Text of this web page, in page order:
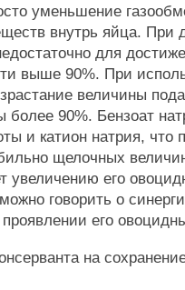
уменьшение
внутрь яйца. При
для
выше 90%. При
величины
более 90%. Бензоат
и катион натрия, что
щелочных
увеличению его
говорить о
его
на